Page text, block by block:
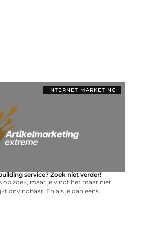
INTERNET MARKETING
service? Zoek niet verder!
op zoek, maar je vindt het maar niet.
onvindbaar. En als je dan eens